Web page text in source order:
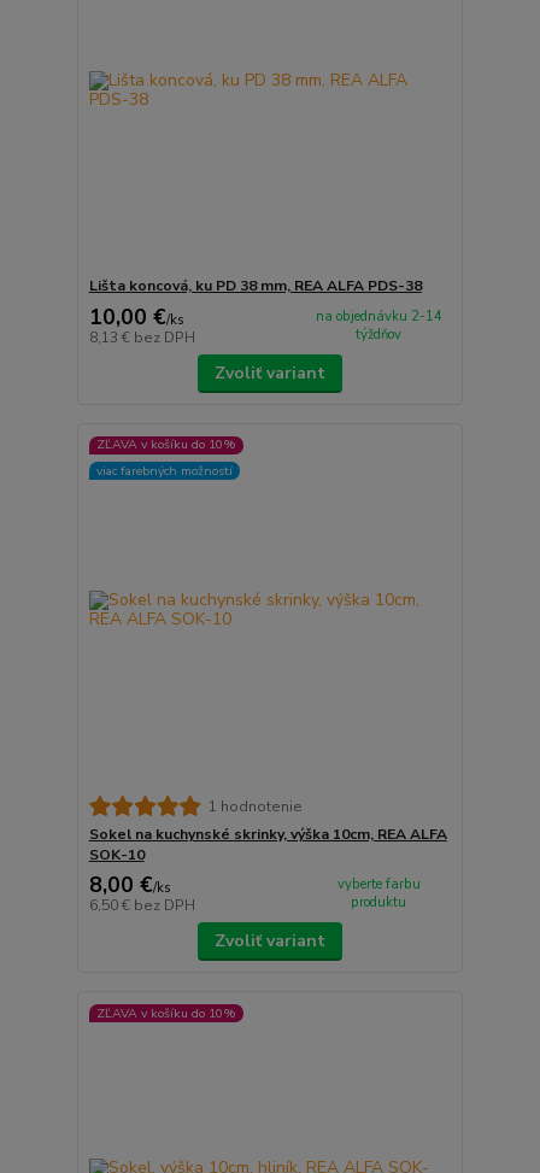
Lišta koncová, ku PD 38 mm, REA ALFA PDS-38
10,00 €/ks
8,13 € bez DPH
na objednávku 2-14
týždňov
Zvoliť variant
ZĽAVA v košíku do 10%
viac farebných možností
1 hodnotenie
Sokel na kuchynské skrinky, výška 10cm, REA ALFA
SOK-10
8,00 €/ks
6,50 € bez DPH
vyberte farbu
produktu
Zvoliť variant
ZĽAVA v košíku do 10%